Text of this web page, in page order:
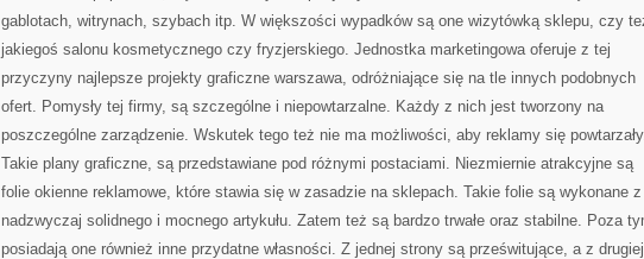
gablotach, witrynach, szybach itp. W większości wypadków są one wizytówką sklepu, czy
jakiegoś salonu kosmetycznego czy fryzjerskiego. Jednostka marketingowa oferuje z tej
przyczyny najlepsze projekty graficzne warszawa, odróżniające się na tle innych podobnych
ofert. Pomysły tej firmy, są szczególne i niepowtarzalne. Każdy z nich jest tworzony na
poszczególne zarządzenie. Wskutek tego też nie ma możliwości, aby reklamy się
Takie plany graficzne, są przedstawiane pod różnymi postaciami. Niezmiernie atrakcyjne są
folie okienne reklamowe, które stawia się w zasadzie na sklepach. Takie folie są wykonane z
nadzwyczaj solidnego i mocnego artykułu. Zatem też są bardzo trwałe oraz stabilne. Poza
posiadają one również inne przydatne własności. Z jednej strony są prześwitujące, a z drugiej